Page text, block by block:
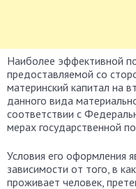
Наиболее эффективной
предоставляемой со
материнский капитал на
данного вида
соответствии с
мерах государственной
Условия его оформления
зависимости от того, в
проживает человек,